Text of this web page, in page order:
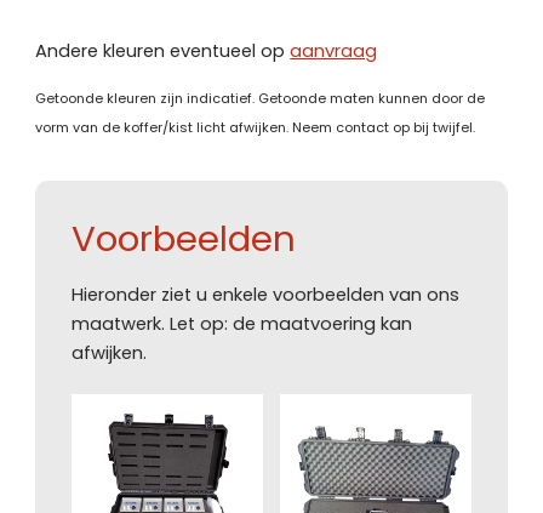
Andere kleuren eventueel opaanvraag
Getoonde kleuren zijn indicatief. Getoonde maten kunnen door de
vorm van de koffer/kist licht afwijken. Neem contact op bij twijfel.
Voorbeelden
Hieronder ziet u enkele voorbeelden van ons
maatwerk. Let op: de maatvoering kan
afwijken.